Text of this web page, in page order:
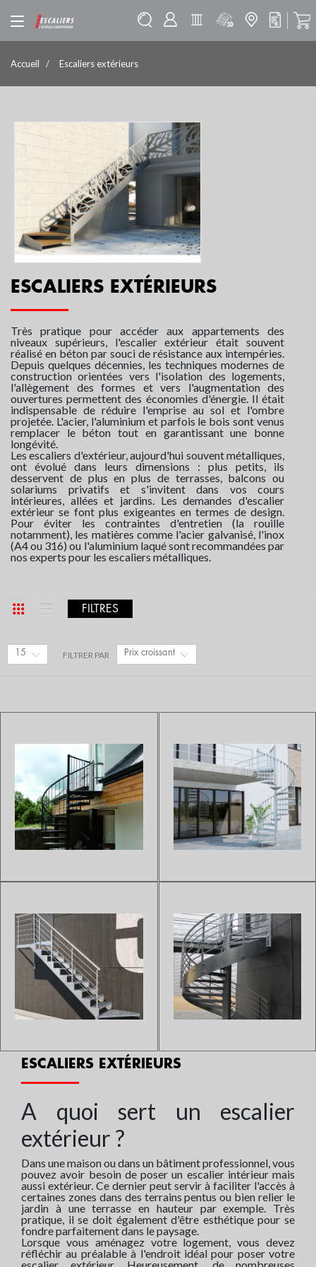
Accueil Escaliers extérieurs
ESCALIERS EXTÉRIEURS
Très pratique pour accéder aux appartements des
niveaux supérieurs, l'escalier extérieur était souvent
réalisé en béton par souci de résistance aux intempéries.
Depuis quelques décennies, les techniques modernes de
construction orientées vers l'isolation des logements,
l'allègement des formes et vers l'augmentation des
ouvertures permettent des économies d'énergie. Il était
indispensable de réduire l'emprise au sol et l'ombre
projetée. L'acier, l'aluminium et parfois le bois sont venus
remplacer le béton tout en garantissant une bonne
longévité.
Les escaliers d'extérieur, aujourd'hui souvent métalliques,
ont évolué dans leurs dimensions : plus petits, ils
desservent de plus en plus de terrasses, balcons ou
solariums privatifs et s'invitent dans vos cours
intérieures, allées et jardins. Les demandes d'escalier
extérieur se font plus exigeantes en termes de design.
Pour éviter les contraintes d'entretien (la rouille
notamment), les matières comme l'acier galvanisé, l'inox
(A4 ou 316) ou l'aluminium laqué sont recommandées par
nos experts pour les escaliers métalliques.
FILTRES
15 FILTRER PAR Prix croissant
ESCALIER EXTÉRIEUR ACIER
CAMELIA ZINC
L'escalier hélicoidal CAMELIA
ZINC est conçu en acier
galvanisé à chaud pour équiper
l'extérieur d'une
excellent compromis entre
l'esthétique e...
Sur devis
ESCALIER HÉLICOÏDAL
EXTÉRIEUR MUGHETTO
ZINC
Permettant un accès à la
terrasse ou au jardin, l'escalier
hélicoïdal extérieur Mughetto
design, cet escalier en acier
galvanisé sera solide f...
Sur devis
ESCALIER EXTÉRIEUR À
DOUBLE LIMON LATÉRAL
GEMMA ZINC
extérieur GEMMA ZINC à
double limons à la fois droit en
partie basse et à crémaillère en
partie basse, résistant pour
l'extérieur !Cet escalier
fonctionnel et idéal pour l'ext...
ESCALIER HÉLICOÏDAL
horizontal est conçu en acier
pour résister aux intempéries à
l'extérieur d'une
maison.Fonctionnel et solide,
cet escalier vous offre un
excellent compromis entre la
pr...
ESCALIERS EXTÉRIEURS
A quoi sert un escalier
extérieur ?
Dans une maison ou dans un bâtiment professionnel, vous
pouvez avoir besoin de poser un escalier intérieur mais
aussi extérieur. Ce dernier peut servir à faciliter l'accès à
certaines zones dans des terrains pentus ou bien relier le
jardin à une terrasse en hauteur par exemple. Très
pratique, il se doit également d'être esthétique pour se
fondre parfaitement dans le paysage.
Lorsque vous aménagez votre logement, vous devez
réfléchir au préalable à l'endroit idéal pour poser votre